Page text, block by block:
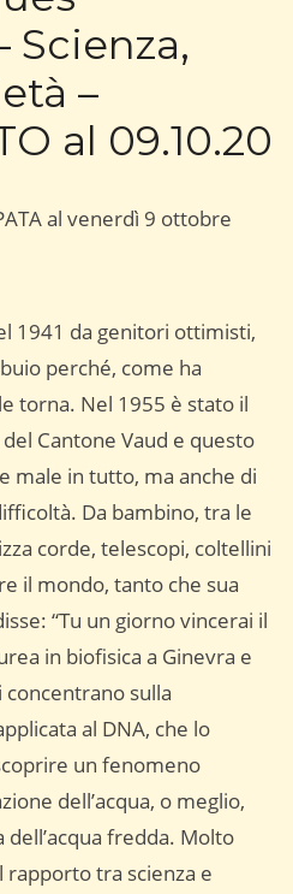
Scienza,
–
al 09.10.20
al venerdì 9 ottobre
1941 da genitori ottimisti,
perché, come ha
torna. Nel 1955 è stato il
Cantone Vaud e questo
male in tutto, ma anche di
Da bambino, tra le
corde, telescopi, coltellini
il mondo, tanto che sua
“Tu un giorno vincerai il
in biofisica a Ginevra e
concentrano sulla
al DNA, che lo
un fenomeno
dell’acqua, o meglio,
fredda. Molto
tra scienza e